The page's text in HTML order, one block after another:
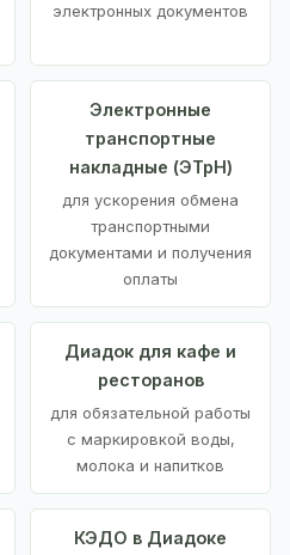
электронных документов
Электронные
транспортные
накладные (ЭТрН)
для ускорения обмена
транспортными
документами и получения
оплаты
Диадок для кафе и
ресторанов
для обязательной работы
с маркировкой воды,
молока и напитков
КЭДО в Диадоке